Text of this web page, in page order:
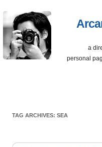
a
personal
TAG ARCHIVES: SEA